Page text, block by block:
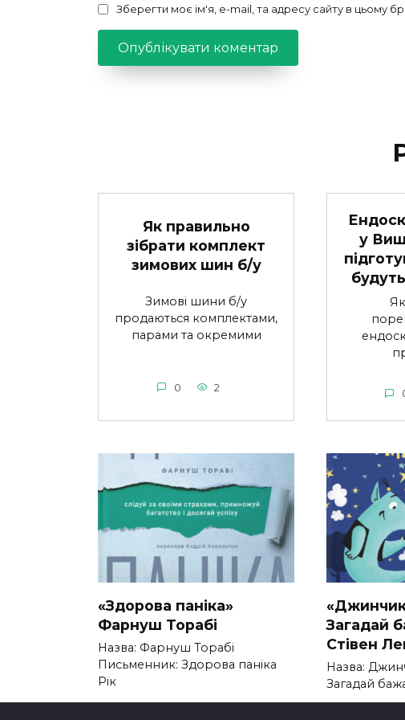
Зберегти моє ім'я, e-mail, та адресу сайту в цьому
Як правильно
зібрати комплект
зимових шин б/у
Зимові шини б/у
продаються комплектами,
парами та окремими
0 2
у
«Здорова паніка»
Фарнуш Торабі
Назва: Фарнуш Торабі
Письменник: Здорова паніка
Рік
Загадай
Стівен
Назва:
Загадай